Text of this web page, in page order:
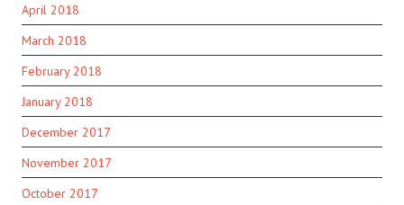
April 2018
March 2018
February 2018
January 2018
December 2017
November 2017
October 2017